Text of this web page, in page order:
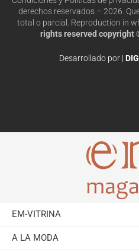
derechos reservados – 2026.
total o parcial. Reproduction in
rights reserved copyright
Desarrollado por |
EM-VITRINA
A LA MODA